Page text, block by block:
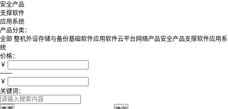
安全产品
支撑软件
应用系统
产品分类：
全部 整机外设存储与备份基础软件应用软件云平台 网络产品安全产品支撑软件应用系
统
价格：
￥
——
￥
关键词：